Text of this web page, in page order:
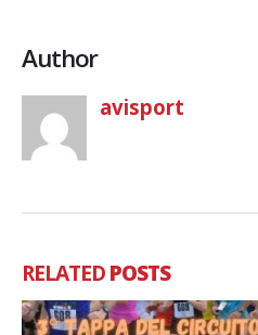
Author
avisport
RELATEDPOSTS